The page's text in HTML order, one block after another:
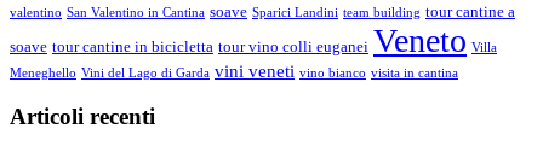
valentino San Valentino in Cantina soave Sparici Landini team building tour cantine a
soave tour cantine in bicicletta tour vino colli euganei Veneto Villa
Meneghello Vini del Lago di Garda vini veneti vino bianco visita in cantina
Articoli recenti